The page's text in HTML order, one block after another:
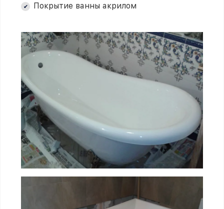
Покрытие ванны акрилом